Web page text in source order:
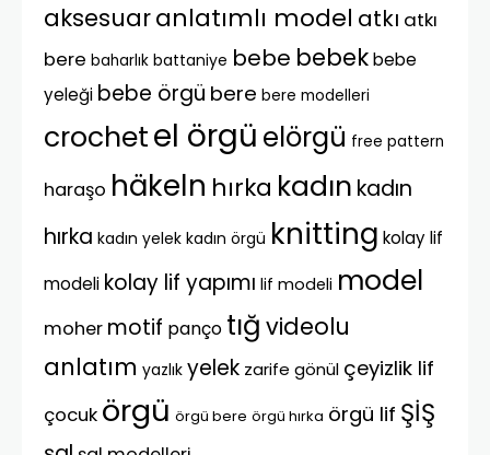
aksesuaranlatımlı model atkı atkı
bere baharlık battaniye bebe bebekbebe
yeleği bebe örgü bere bere modelleri
crochetel örgü elörgü free pattern
haraşo häkeln hırka kadın kadın
hırka kadın yelek kadın örgü knitting kolay lif
modeli kolay lif yapımı lif modeli model
moher motif panço tığ videolu
anlatım yazlık yelek zarife gönül çeyizlik lif
çocuk örgü örgü bere örgü hırka örgü lif ŞİŞ